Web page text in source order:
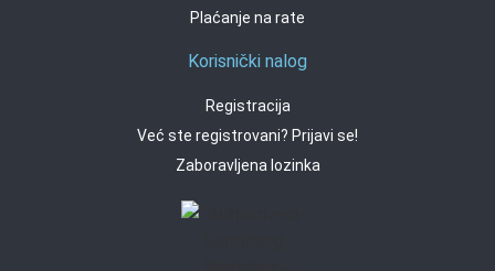
Plaćanje na rate
Korisnički nalog
Registracija
Već ste registrovani? Prijavi se!
Zaboravljena lozinka